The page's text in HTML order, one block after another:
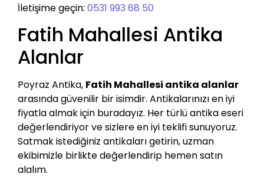
İletişime geçin: 0531 993 68 50
Fatih Mahallesi Antika
Alanlar
Poyraz Antika, Fatih Mahallesi antika alanlar
arasında güvenilir bir isimdir. Antikalarınızı en iyi
fiyatla almak için buradayız. Her türlü antika eseri
değerlendiriyor ve sizlere en iyi teklifi sunuyoruz.
Satmak istediğiniz antikaları getirin, uzman
ekibimizle birlikte değerlendirip hemen satın
alalım.